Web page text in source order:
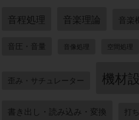
音程処理 音楽理論 音楽
音圧・音量 音像処理 空間処理
歪み・サチュレーター 機材
書き出し・読み込み・変換 打